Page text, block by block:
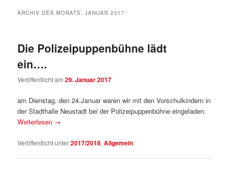
ARCHIV DES MONATS:JANUAR 2017
Die Polizeipuppenbühne lädt
ein….
Veröffentlicht am29. Januar 2017
am Dienstag, den 24.Januar waren wir mit den Vorschulkindern in
der Stadthalle Neustadt bei der Polizeipuppenbühne eingeladen.
Weiterlesen →
Veröffentlicht unter2017/2018,Allgemein